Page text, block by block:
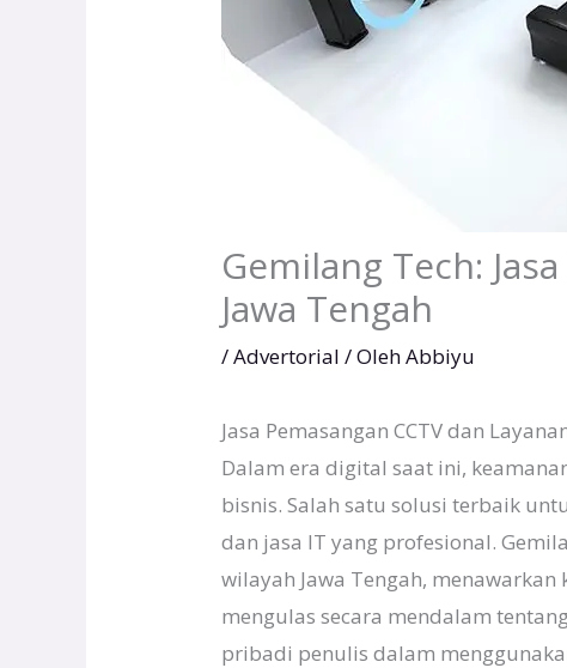
Gemilang Tech:
Jawa Tengah
/Advertorial / OlehAbbiyu
Jasa Pemasangan CCTV dan
Dalam era digital saat ini,
bisnis. Salah satu solusi terbaik
dan jasa IT yang profesional.
wilayah Jawa Tengah,
mengulas secara mendalam
pribadi penulis dalam